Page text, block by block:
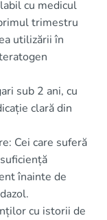
cu medicul
trimestru
utilizării în
sub 2 ani, cu
clară din
Cei care suferă
înainte de
cu istorii de